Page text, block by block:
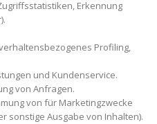
Erkennung
Profiling,
und Kundenservice.
von Anfragen.
von für Marketingzwecke
sonstige Ausgabe von Inhalten).